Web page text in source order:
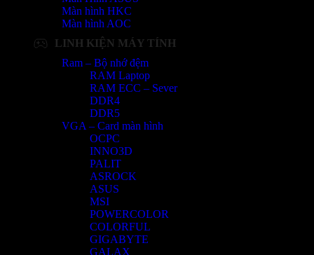
Màn hình HKC
Màn hình AOC
LINH KIỆN MÁY TÍNH
Ram – Bộ nhớ đệm
RAM Laptop
RAM ECC – Sever
DDR4
DDR5
VGA – Card màn hình
OCPC
INNO3D
PALIT
ASROCK
ASUS
MSI
POWERCOLOR
COLORFUL
GIGABYTE
GALAX